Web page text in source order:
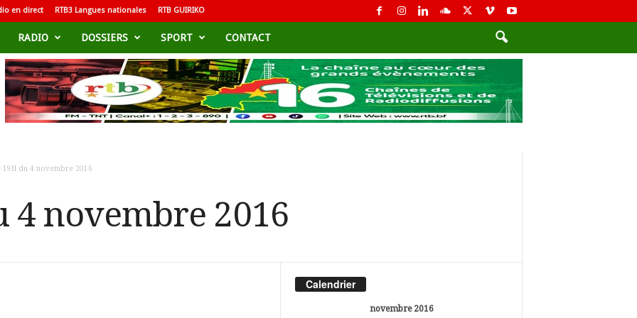
en direct RTB3 Langues nationales RTB GUIRIKO
RADIO DOSSIERS SPORT CONTACT
19H du 4 novembre 2016
4 novembre 2016
Calendrier
novembre 2016